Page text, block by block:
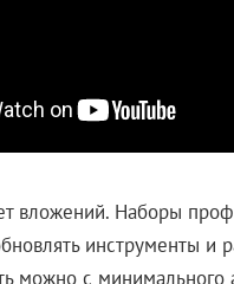
вложений. Наборы
инструменты и
можно с